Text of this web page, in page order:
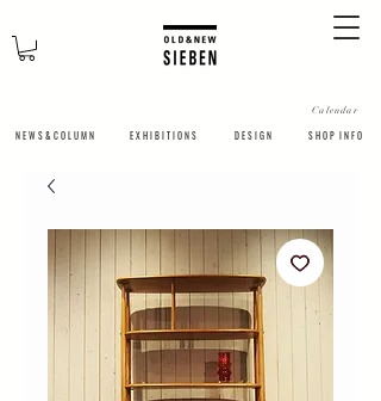
N E W S & C O L U M N
Calendar
​E X H I B I T I O N S D E S I G N S H O P I N F O